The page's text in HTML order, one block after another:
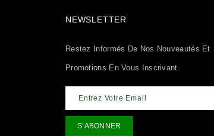
NEWSLETTER
Restez Informés De Nos Nouveautés Et
Promotions En Vous Inscrivant.